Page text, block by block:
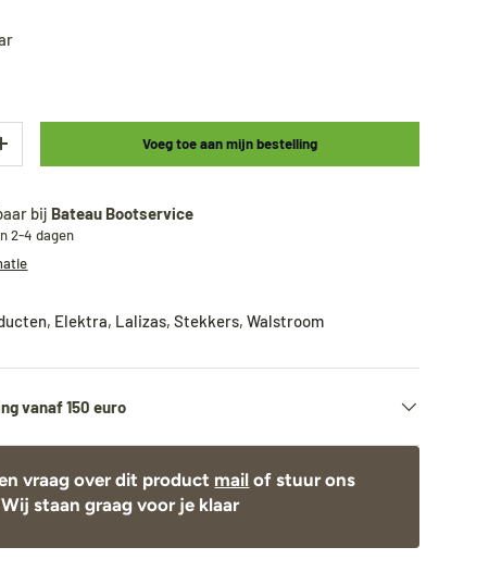
+ Voeg toe aan mijn bestelling
bij Bateau Bootservice
2-4 dagen
, Elektra, Lalizas,Stekkers,Walstroom
vanaf 150 euro
vraag over dit product mail of stuur ons
staan graag voor je klaar